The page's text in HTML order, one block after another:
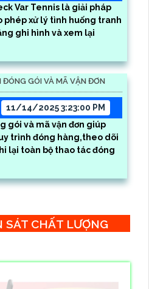
Var Tennis là giải pháp
phép xử lý tình huống tranh
ghi hình và xem lại
ĐÓNG GÓI VÀ MÃ VẬN ĐƠN
11/14/2025 3:23:00 PM
gói và mã vận đơn giúp
trình đóng hàng,theo dõi
lại toàn bộ thao tác đóng
SÁT CHẤT LƯỢNG